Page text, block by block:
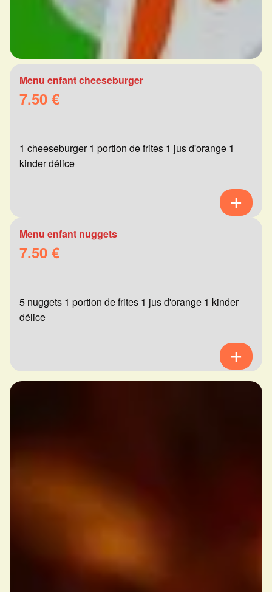
Menu enfant cheeseburger
7.50 €
1 cheeseburger 1 portion de frites 1 jus d'orange 1
kinder délice
Menu enfant nuggets
7.50 €
5 nuggets 1 portion de frites 1 jus d'orange 1 kinder
délice